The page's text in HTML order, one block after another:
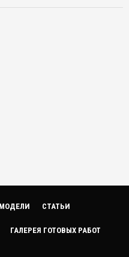
СТАТЬИ
ГАЛЕРЕЯ ГОТОВЫХ РАБОТ